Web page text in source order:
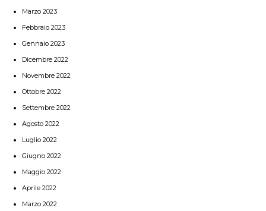
Marzo 2023
Febbraio 2023
Gennaio 2023
Dicembre 2022
Novembre 2022
Ottobre 2022
Settembre 2022
Agosto 2022
Luglio 2022
Giugno 2022
Maggio 2022
Aprile 2022
Marzo 2022